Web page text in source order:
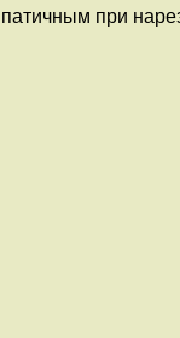
при